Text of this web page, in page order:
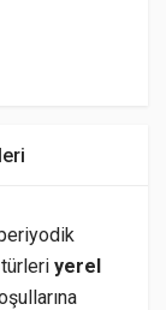
türleri yerel